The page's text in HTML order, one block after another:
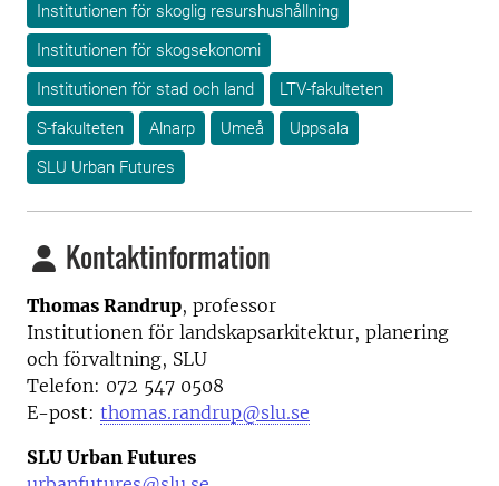
Institutionen för skoglig resurshushållning
Institutionen för skogsekonomi
Institutionen för stad och land
LTV-fakulteten
S-fakulteten
Alnarp Umeå
Uppsala
SLU Urban Futures
Kontaktinformation
Thomas Randrup, professor
Institutionen för landskapsarkitektur, planering
och förvaltning, SLU
Telefon: 072 547 0508
E-post: thomas.randrup@slu.se
SLU Urban Futures